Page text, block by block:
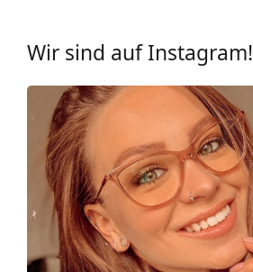
Bügellänge:
Gewicht:
Verstellbare Nasenpads:
Federscharnier:
Sonnenclip:
Accessories
Etui:
Wir sind auf Instagram!